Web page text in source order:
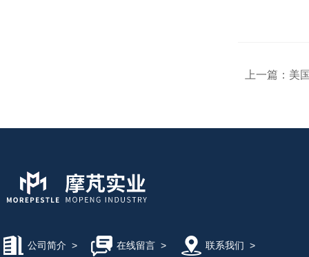
上一篇： 美
公司简介 > 在线留言> 联系我们 >